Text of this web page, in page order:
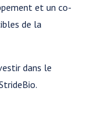
et un co-
de la
dans le